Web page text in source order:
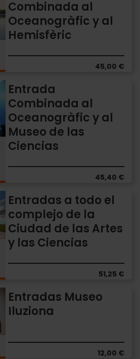
Combinada al
Oceanogràfic y al
Hemisfèric
45,00 €
Entrada
Combinada al
Oceanogràfic y al
Museo de las
Ciencias
45,40 €
Entradas a todo el
complejo de la
Ciudad de las Artes
y las Ciencias
51,25 €
Entradas Museo
Iluziona
12,00 €